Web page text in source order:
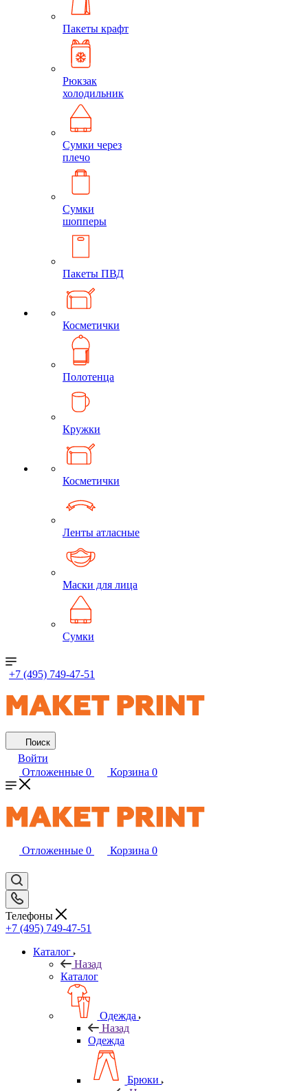
Пакеты крафт
Рюкзак
холодильник
Сумки через
плечо
Сумки
шопперы
Пакеты ПВД
Косметички
Полотенца
Кружки
Косметички
Ленты атласные
Маски для лица
Сумки
+7 (495) 749-47-51
Поиск
Войти
Отложенные 0 Корзина 0
Отложенные 0 Корзина 0
Телефоны
+7 (495) 749-47-51
Каталог
Назад
Каталог
Одежда
Назад
Одежда
Брюки